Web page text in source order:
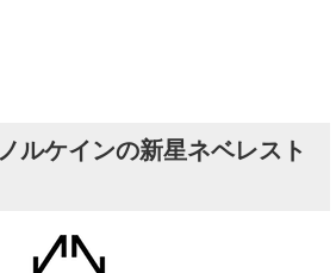
ルケインの新星ネベレスト